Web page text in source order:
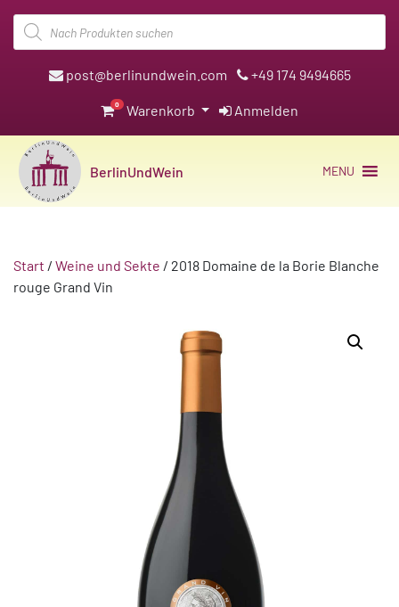
Products
search
post@berlinundwein.com +49 174 9494665
0 Warenkorb Anmelden
BerlinUndWein MENU
Start / Weine und Sekte / 2018 Domaine de la Borie Blanche
rouge Grand Vin